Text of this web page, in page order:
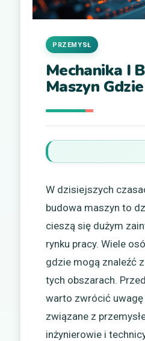
Mechanika I
Maszyn
PRZEMYSŁ
W dzisiejszych
budowa maszyn to
cieszą się dużym
rynku pracy. Wiele
gdzie mogą znaleźć
tych obszarach.
warto zwrócić uwagę
związane z
inżynierowie i